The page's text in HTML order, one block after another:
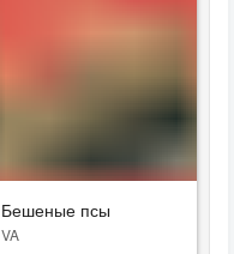
Бешеные псы
VA